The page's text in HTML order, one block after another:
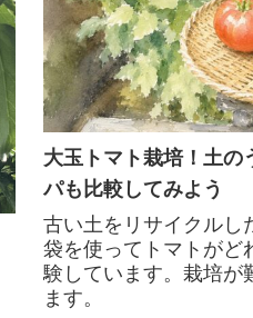
大玉トマト栽培！土の
パも比較してみよう
古い土をリサイクルし
袋を使ってトマトがど
験しています。栽培が
ます。